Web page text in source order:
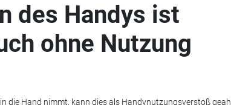
des Handys ist
ohne Nutzung
die Hand nimmt, kann dies als Handynutzungsverstoß